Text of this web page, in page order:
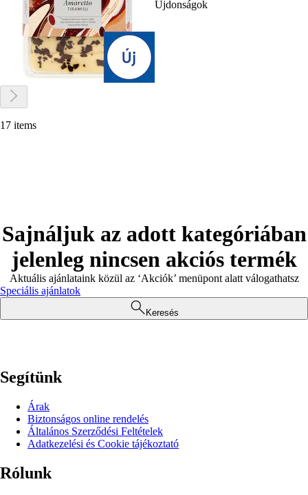
Újdonságok
17 items
Sajnáljuk az adott kategóriában
jelenleg nincsen akciós termék
Aktuális ajánlataink közül az ‘Akciók’ menüpont alatt válogathatsz
Speciális ajánlatok
Keresés
Segítünk
Árak
Biztonságos online rendelés
Általános Szerződési Feltételek
Adatkezelési és Cookie tájékoztató
Rólunk